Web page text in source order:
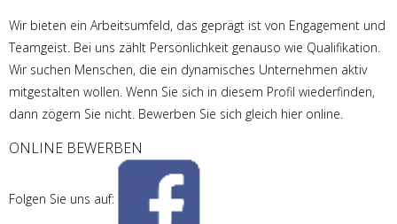
Wir bieten ein Arbeitsumfeld, das geprägt ist von Engagement und
Teamgeist. Bei uns zählt Persönlichkeit genauso wie Qualifikation.
Wir suchen Menschen, die ein dynamisches Unternehmen aktiv
mitgestalten wollen. Wenn Sie sich in diesem Profil wiederfinden,
dann zögern Sie nicht. Bewerben Sie sich gleich hier online.
ONLINE BEWERBEN
Folgen Sie uns auf: